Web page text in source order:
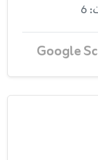
Google